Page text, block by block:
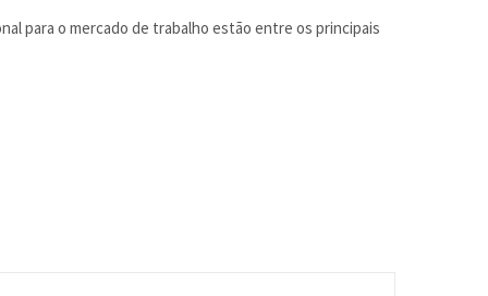
para o mercado de trabalho estão entre os principais